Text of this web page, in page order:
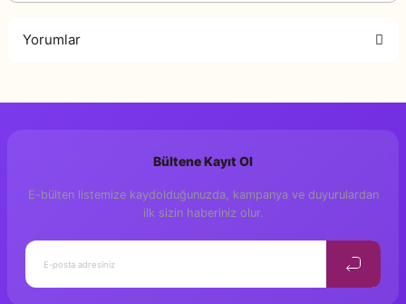
Yorumlar
Yorum Yaz
Bültene Kayıt Ol
E-bülten listemize kaydolduğunuzda, kampanya ve duyurulardan
ilk sizin haberiniz olur.